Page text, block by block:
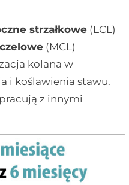
strzałkowe (LCL)
(MCL)
kolana w
i koślawienia stawu.
z innymi